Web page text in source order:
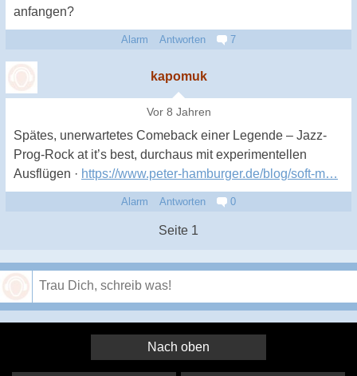
anfangen?
Alarm Antworten 7
kapomuk
Vor 8 Jahren
Spätes, unerwartetes Comeback einer Legende – Jazz-
Prog-Rock at it’s best, durchaus mit experimentellen
Ausflügen · https://www.peter-hamburger.de/blog/soft-m…
Alarm Antworten 0
Seite 1
Nach oben